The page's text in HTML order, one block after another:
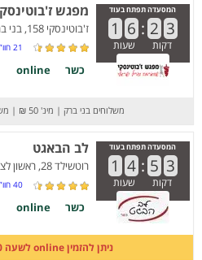
המסעדה תפתח בעוד
1 6 : 2 3
דקות שעות
מפגש
ז'בוטינסקי 158, בני ברק
21
כשר online
משלוחים בני ברק | מינ' 50 ₪ |
המסעדה תפתח בעוד
1 4 : 5 3
דקות שעות
לב הבאגט
רוטשילד 28, ראשון לציון
40
כשר online
ניתן להזמין online לשעה 09:30 ב-09.08.26